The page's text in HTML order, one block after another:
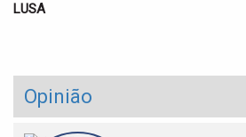
LUSA
Opinião